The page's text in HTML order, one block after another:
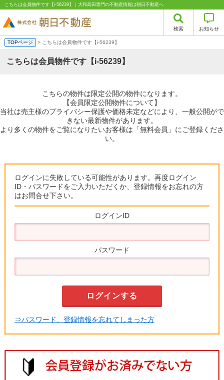
こちらは会員物件です【i-56239】｜大和高田専門の不動産情報は朝日不動産へ
検索 お知らせ
TOPページ > こちらは会員物件です【i-56239】
こちらは会員物件です【i-56239】
こちらの物件は限定公開の物件になります。
【会員限定公開物件について】
当社は売主様のプライバシー保護や価格未定などにより、一般公開がで
きない最新物件があります。
より多くの物件をご覧になりたいお客様は「無料会員」にご登録くださ
い。
ログインに失敗している可能性があります。再度ログイン
ID・パスワードをご入力いただくか、登録情報をお忘れの方
はお問合せ下さい。
ログインID
パスワード
⇒パスワード、登録情報を忘れてしまった方